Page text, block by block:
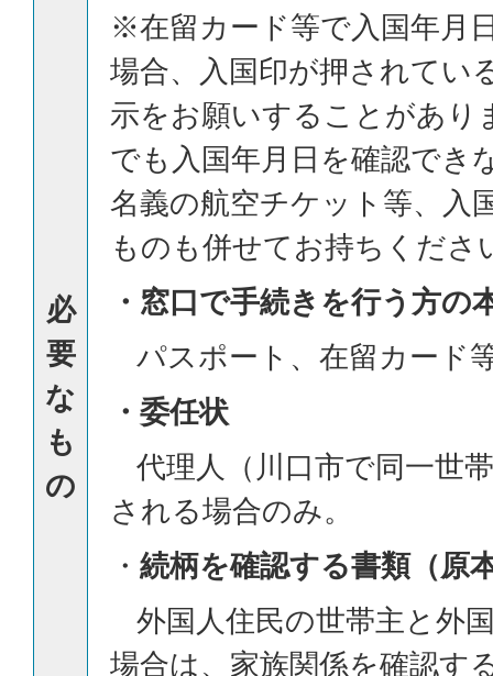
必
要
な
も
の
※在留カード等で入国年月
場合、入国印が押されてい
示をお願いすることがあり
でも入国年月日を確認でき
名義の航空チケット等、入
ものも併せてお持ちくださ
・窓口で手続きを行う方の
パスポート、在留カード
・委任状
代理人（川口市で同一世
される場合のみ。
・ 続柄を確認する書類（原
外国人住民の世帯主と外
場合は、家族関係を確認す